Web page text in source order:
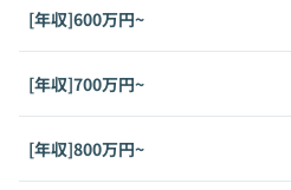
[年収]600万円~
[年収]700万円~
[年収]800万円~